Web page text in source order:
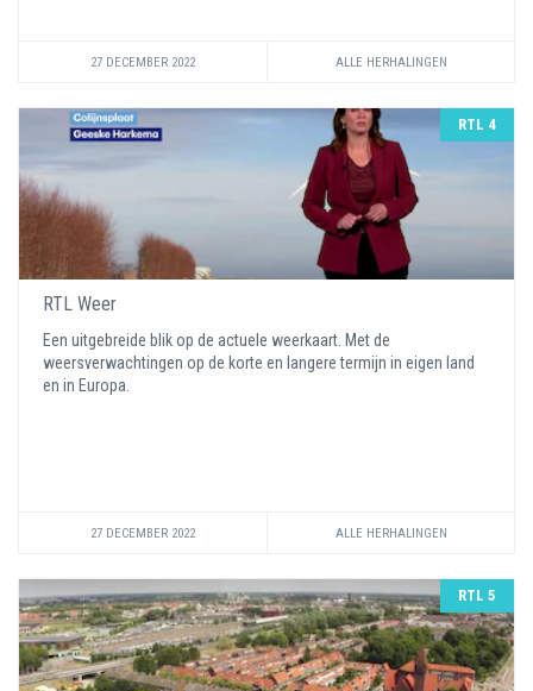
27 DECEMBER 2022 ALLE HERHALINGEN
RTL 4
RTL Weer
Een uitgebreide blik op de actuele weerkaart. Met de
weersverwachtingen op de korte en langere termijn in eigen land
en in Europa.
27 DECEMBER 2022 ALLE HERHALINGEN
RTL 5